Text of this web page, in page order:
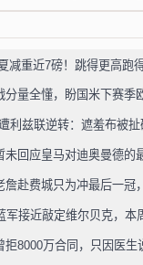
分量全懂，盼国米下赛季
军接近敲定维尔贝克，本